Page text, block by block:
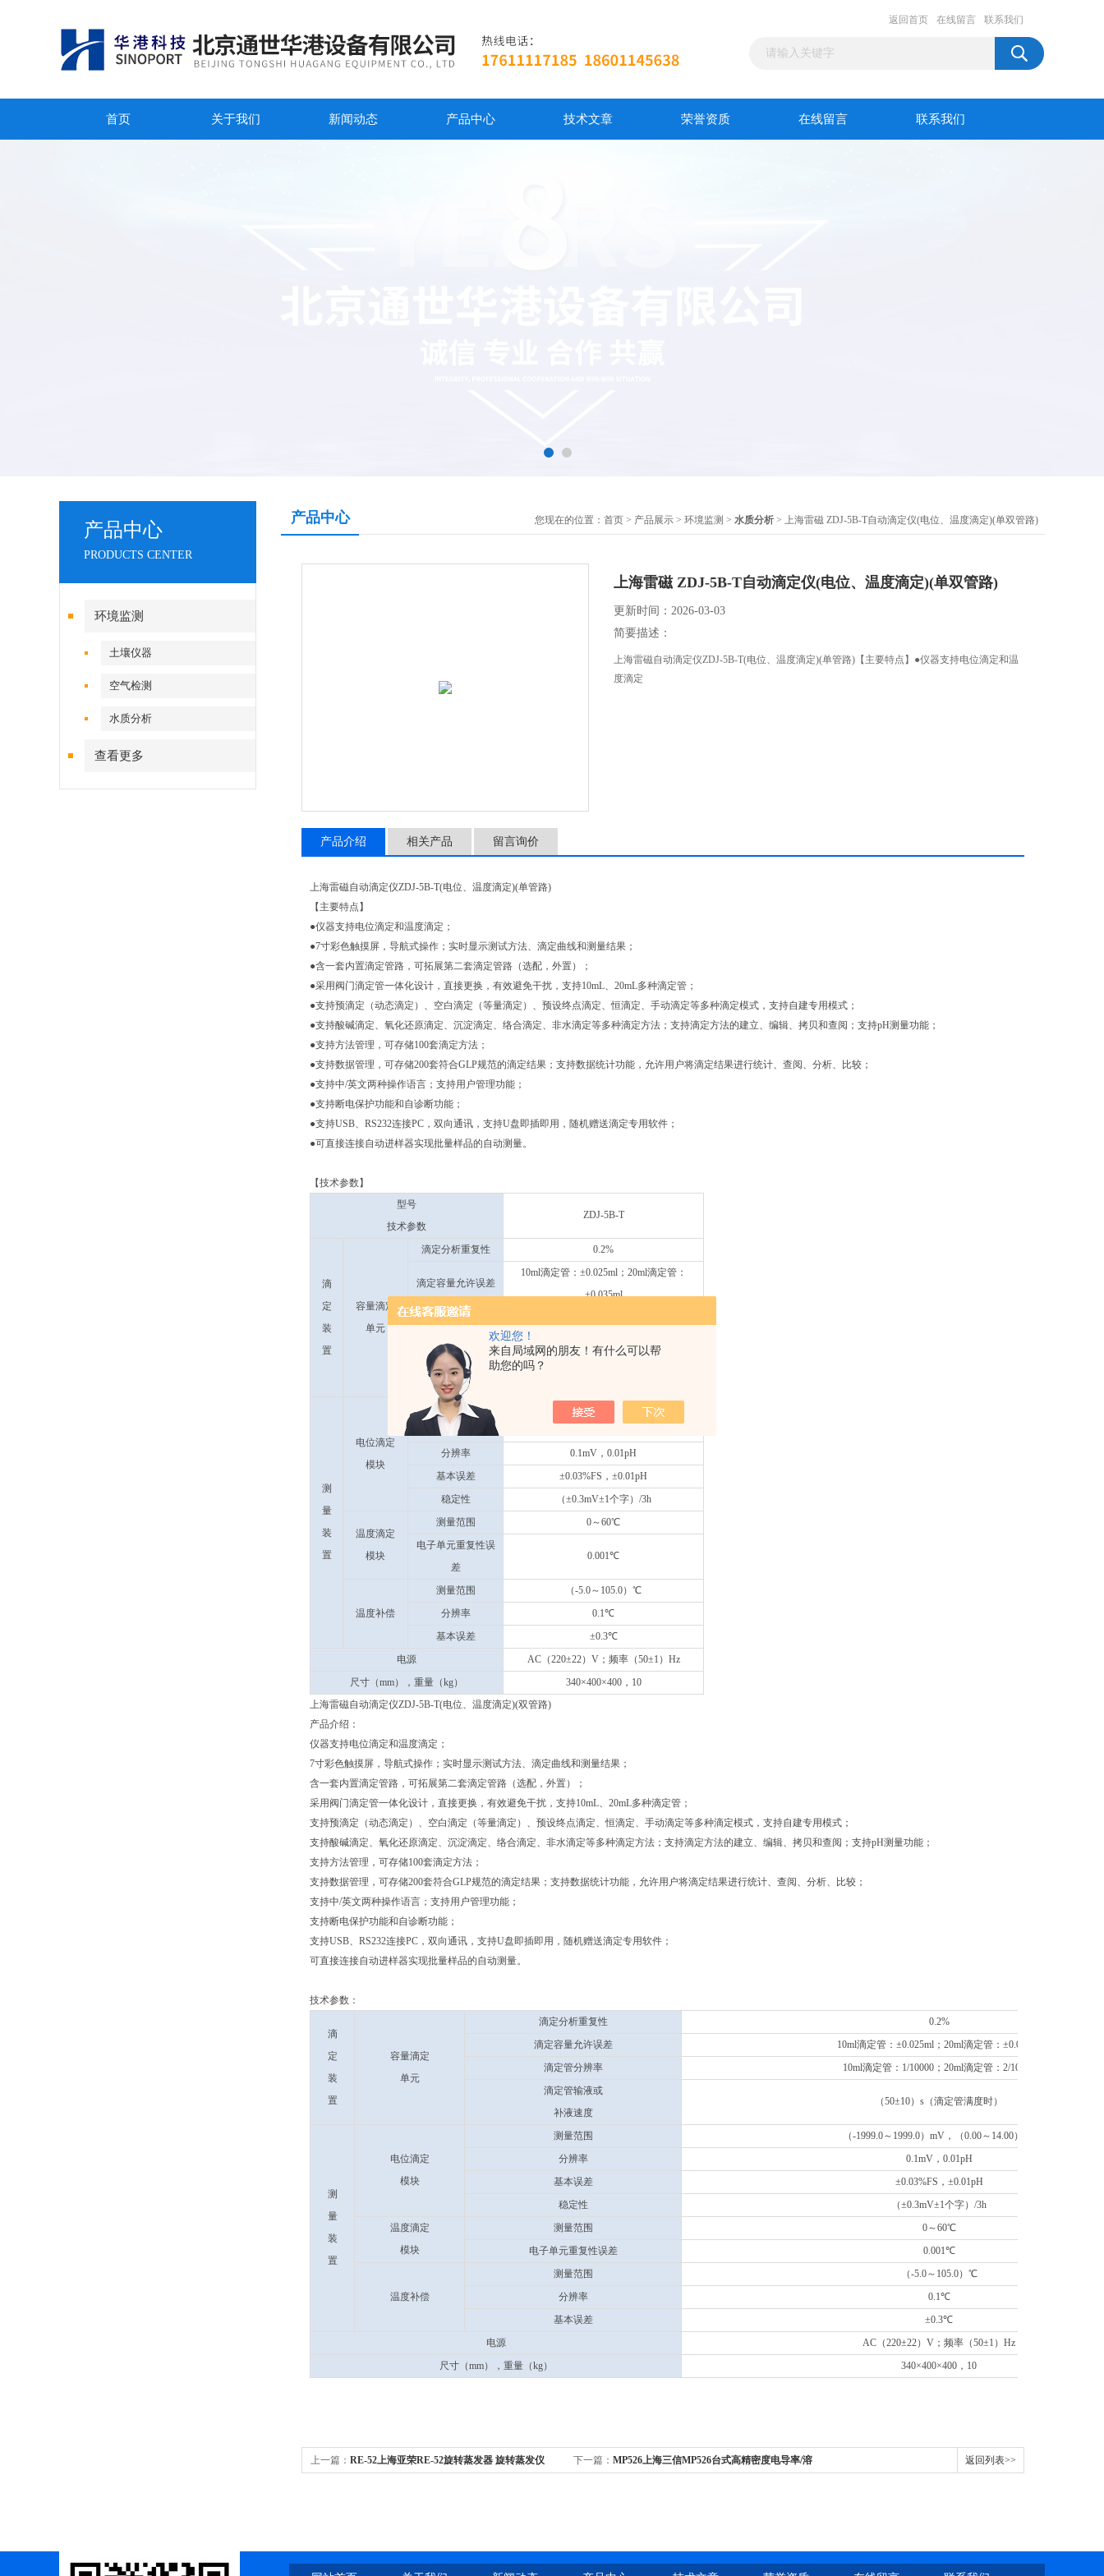
欢迎您！
来自局域网的朋友！有什么可以帮
助您的吗？
返回首页 在线留言 联系我们
首页 关于我们 新闻动态 产品中心 技术文章 荣誉资质 在线留言 联系我们
产品中心
PRODUCTS CENTER
环境监测
土壤仪器
空气检测
水质分析
查看更多
产品中心 您现在的位置： 首页 > 产品展示 > 环境监测 > 水质分析 > 上海雷磁 ZDJ-5B-T自动滴定仪(电位、温度滴定)(单双管路)
上海雷磁 ZDJ-5B-T自动滴定仪(电位、温度滴定)(单双管路)
更新时间：2026-03-03
简要描述：
上海雷磁自动滴定仪ZDJ-5B-T(电位、温度滴定)(单管路)【主要特点】●仪器支持电位滴定和温
度滴定
产品介绍 相关产品 留言询价
上海雷磁自动滴定仪ZDJ-5B-T(电位、温度滴定)(单管路)
【主要特点】
●仪器支持电位滴定和温度滴定；
●7寸彩色触摸屏，导航式操作；实时显示测试方法、滴定曲线和测量结果；
●含一套内置滴定管路，可拓展第二套滴定管路（选配，外置）；
●采用阀门滴定管一体化设计，直接更换，有效避免干扰，支持10mL、20mL多种滴定管；
●支持预滴定（动态滴定）、空白滴定（等量滴定）、预设终点滴定、恒滴定、手动滴定等多种滴定模式，支持自建专用模式；
●支持酸碱滴定、氧化还原滴定、沉淀滴定、络合滴定、非水滴定等多种滴定方法；支持滴定方法的建立、编辑、拷贝和查阅；支持pH测量功能；
●支持方法管理，可存储100套滴定方法；
●支持数据管理，可存储200套符合GLP规范的滴定结果；支持数据统计功能，允许用户将滴定结果进行统计、查阅、分析、比较；
●支持中/英文两种操作语言；支持用户管理功能；
●支持断电保护功能和自诊断功能；
●支持USB、RS232连接PC，双向通讯，支持U盘即插即用，随机赠送滴定专用软件；
●可直接连接自动进样器实现批量样品的自动测量。
【技术参数】
型号
技术参数
ZDJ-5B-T
滴
定
装
置
容量滴定
单元
滴定分析重复性 0.2%
滴定容量允许误差
10ml滴定管：±0.025ml；20ml滴定管：
±0.035ml
滴定管分辨率
滴定管输液或
补液速度
测
量
装
置
电位滴定
模块
测量范围
（-1999.0～1999.0）mV，（0.00～14.00）
分辨率
0.1mV，0.01pH
基本误差
±0.03%FS，±0.01pH
稳定性
（±0.3mV±1个字）/3h
温度滴定
模块
测量范围
0～60℃
电子单元重复性误
差
0.001℃
温度补偿
测量范围
（-5.0～105.0）℃
分辨率
0.1℃
基本误差
±0.3℃
电源
AC（220±22）V；频率（50±1）Hz
尺寸（mm），重量（kg）
340×400×400，10
上海雷磁自动滴定仪ZDJ-5B-T(电位、温度滴定)(双管路)
产品介绍：
仪器支持电位滴定和温度滴定；
7寸彩色触摸屏，导航式操作；实时显示测试方法、滴定曲线和测量结果；
含一套内置滴定管路，可拓展第二套滴定管路（选配，外置）；
采用阀门滴定管一体化设计，直接更换，有效避免干扰，支持10mL、20mL多种滴定管；
支持预滴定（动态滴定）、空白滴定（等量滴定）、预设终点滴定、恒滴定、手动滴定等多种滴定模式，支持自建专用模式；
支持酸碱滴定、氧化还原滴定、沉淀滴定、络合滴定、非水滴定等多种滴定方法；支持滴定方法的建立、编辑、拷贝和查阅；支持pH测量功能；
支持方法管理，可存储100套滴定方法；
支持数据管理，可存储200套符合GLP规范的滴定结果；支持数据统计功能，允许用户将滴定结果进行统计、查阅、分析、比较；
支持中/英文两种操作语言；支持用户管理功能；
支持断电保护功能和自诊断功能；
支持USB、RS232连接PC，双向通讯，支持U盘即插即用，随机赠送滴定专用软件；
可直接连接自动进样器实现批量样品的自动测量。
技术参数：
滴
定
装
置
容量滴定
单元
滴定分析重复性
0.2%
滴定容量允许误差
10ml滴定管：±0.025ml；20ml滴定管：±0.035ml
滴定管分辨率
10ml滴定管：1/10000；20ml滴定管：2/10000
滴定管输液或
补液速度
（50±10）s（滴定管满度时）
测
量
装
置
电位滴定
模块
测量范围
（-1999.0～1999.0）mV，（0.00～14.00）pH
分辨率
0.1mV，0.01pH
基本误差
±0.03%FS，±0.01pH
稳定性
（±0.3mV±1个字）/3h
温度滴定
模块
测量范围
0～60℃
电子单元重复性误差
0.001℃
温度补偿
测量范围
（-5.0～105.0）℃
分辨率
0.1℃
基本误差
±0.3℃
电源
AC（220±22）V；频率（50±1）Hz
尺寸（mm），重量（kg）
340×400×400，10
上一篇： RE-52上海亚荣RE-52旋转蒸发器 旋转蒸发仪 下一篇： MP526上海三信MP526台式高精密度电导率/溶 返回列表>>